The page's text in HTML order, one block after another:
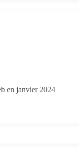
en janvier 2024